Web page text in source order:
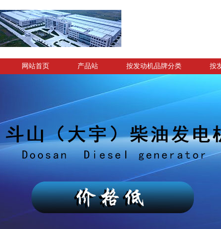
网站首页 产品站 按发动机品牌分类 按